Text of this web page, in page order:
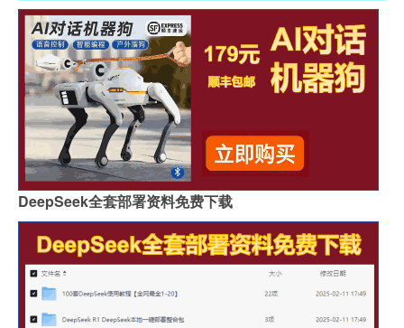
DeepSeek全套部署资料免费下载